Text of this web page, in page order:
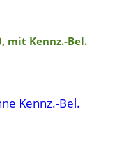
mit Kennz.-Bel.